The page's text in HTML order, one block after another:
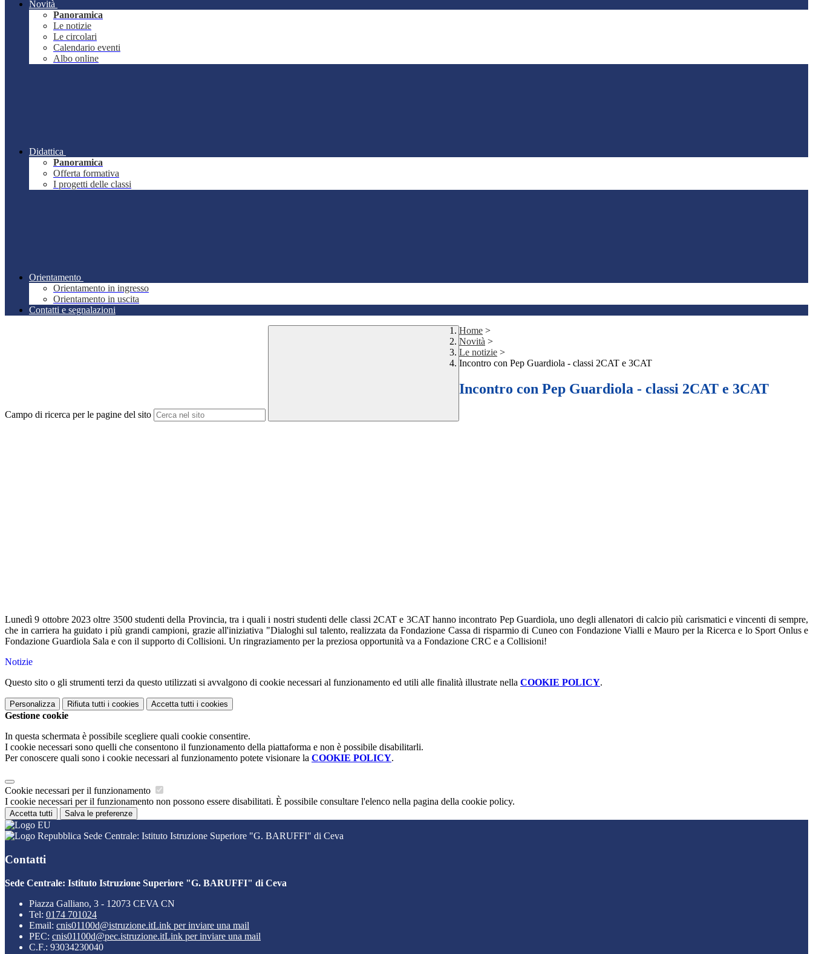
Novità
Panoramica
Le notizie
Le circolari
Calendario eventi
Albo online
Didattica
Panoramica
Offerta formativa
I progetti delle classi
Orientamento
Orientamento in ingresso
Orientamento in uscita
Contatti e segnalazioni
Campo di ricerca per le pagine del sito
Home >
Novità >
Le notizie >
Incontro con Pep Guardiola - classi 2CAT e 3CAT
Incontro con Pep Guardiola - classi 2CAT e 3CAT
Lunedì 9 ottobre 2023 oltre 3500 studenti della Provincia, tra i quali i nostri studenti delle classi 2CAT e 3CAT hanno incontrato Pep Guardiola, uno degli allenatori di calcio più carismatici e vincenti di sempre,
che in carriera ha guidato i più grandi campioni, grazie all'iniziativa "Dialoghi sul talento, realizzata da Fondazione Cassa di risparmio di Cuneo con Fondazione Vialli e Mauro per la Ricerca e lo Sport Onlus e
Fondazione Guardiola Sala e con il supporto di Collisioni. Un ringraziamento per la preziosa opportunità va a Fondazione CRC e a Collisioni!
Notizie
Questo sito o gli strumenti terzi da questo utilizzati si avvalgono di cookie necessari al funzionamento ed utili alle finalità illustrate nella COOKIE POLICY.
Personalizza Rifiuta tutti i cookies Accetta tutti i cookies
Gestione cookie
In questa schermata è possibile scegliere quali cookie consentire.
I cookie necessari sono quelli che consentono il funzionamento della piattaforma e non è possibile disabilitarli.
Per conoscere quali sono i cookie necessari al funzionamento potete visionare la COOKIE POLICY.
Cookie necessari per il funzionamento
I cookie necessari per il funzionamento non possono essere disabilitati. È possibile consultare l'elenco nella pagina della cookie policy.
Accetta tutti Salva le preferenze
Sede Centrale: Istituto Istruzione Superiore "G. BARUFFI" di Ceva
Contatti
Sede Centrale: Istituto Istruzione Superiore "G. BARUFFI" di Ceva
Piazza Galliano, 3 - 12073 CEVA CN
Tel: 0174 701024
Email: cnis01100d@istruzione.itLink per inviare una mail
PEC: cnis01100d@pec.istruzione.itLink per inviare una mail
C.F.: 93034230040